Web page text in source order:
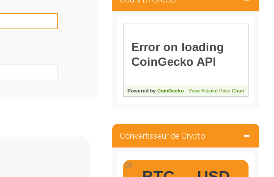
Convertisseur de Crypto